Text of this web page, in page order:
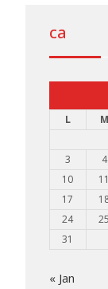
ca
L M
3
4
10
11
17
24
25
31
« Jan